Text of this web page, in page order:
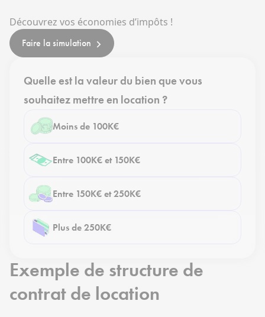
Découvrez vos économies d’impôts !
Faire la simulation
Quelle est la valeur du bien que vous
souhaitez mettre en location ?
Moins de 100K€
Entre 100K€ et 150K€
Entre 150K€ et 250K€
Plus de 250K€
Exemple de structure de
contrat de location